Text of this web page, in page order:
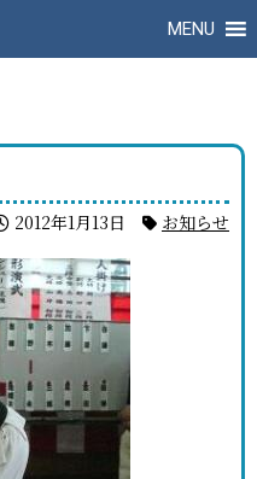
MENU
2012年1月13日 お知らせ